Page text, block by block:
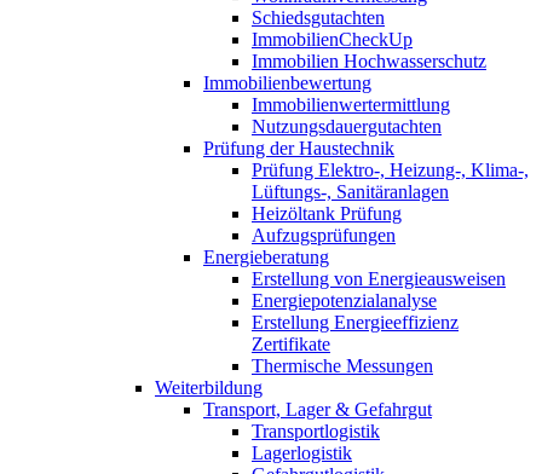
Schiedsgutachten
ImmobilienCheckUp
Immobilien Hochwasserschutz
Immobilienbewertung
Immobilienwertermittlung
Nutzungsdauergutachten
Prüfung der Haustechnik
Prüfung Elektro-, Heizung-, Klima-,
Lüftungs-, Sanitäranlagen
Heizöltank Prüfung
Aufzugsprüfungen
Energieberatung
Erstellung von Energieausweisen
Energiepotenzialanalyse
Erstellung Energieeffizienz
Zertifikate
Thermische Messungen
Weiterbildung
Transport, Lager & Gefahrgut
Transportlogistik
Lagerlogistik